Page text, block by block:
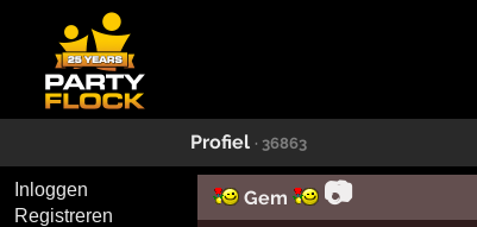
Profiel · 36863
Inloggen
Registreren
Gem 📷